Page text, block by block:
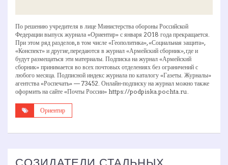
По решению учредителя в лице Министерства обороны Российской
Федерации выпуск журнала «Ориентир» с января 2018 года прекращается.
При этом ряд разделов, в том числе «Геополитика», «Социальная защита»,
«Конспект» и другие, передаются в журнал «Армейский сборник», где и
будут размещаться эти материалы. Подписка на журнал «Армейский
сборник» принимается во всех почтовых отделениях без ограничений с
любого месяца. Подписной индекс журнала по каталогу «Газеты. Журналы»
агентства «Роспечать» — 73452. Онлайн-подписку на журнал можно также
оформить на сайте «Почты России» https://podpiska.pochta.ru.
Ориентир